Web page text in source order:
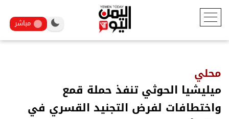
مباشر
محلي
ميليشيا الحوثي تنفذ حملة قمع
واختطافات لفرض التجنيد القسري في